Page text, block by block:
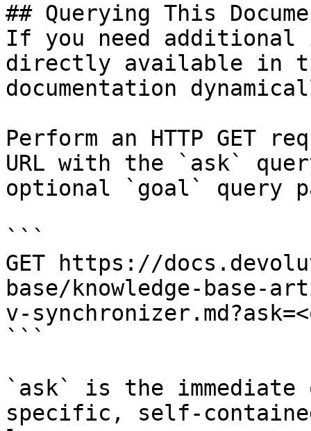
## Querying This
If you need
directly available in
documentation
Perform an HTTP GET
URL with the `ask`
optional `goal` query
```
GET https://
base/knowledge-
v-
```
`ask` is the
specific, self-